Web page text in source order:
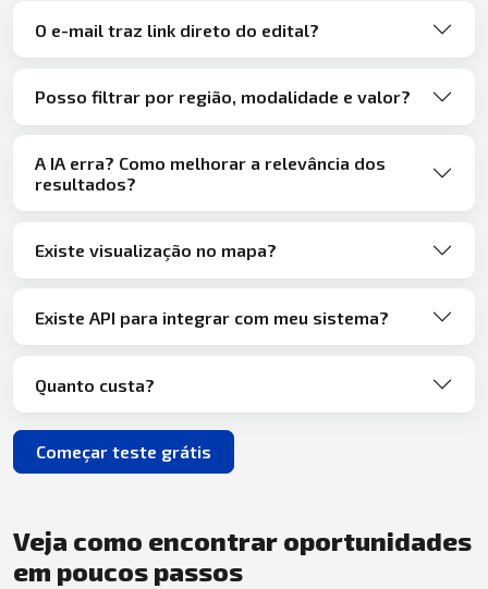
O e-mail traz link direto do edital?
Posso filtrar por região, modalidade e valor?
A IA erra? Como melhorar a relevância dos
resultados?
Existe visualização no mapa?
Existe API para integrar com meu sistema?
Quanto custa?
Começar teste grátis
Veja como encontrar oportunidades
em poucos passos